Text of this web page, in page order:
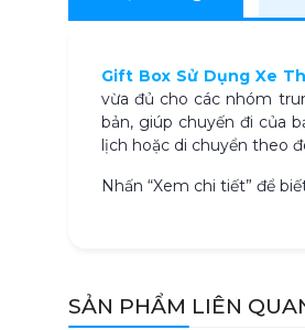
Gift Box Sử Dụng Xe
vừa đủ cho các nhóm
bản, giúp chuyến đi của
lịch hoặc di chuyển theo
Nhấn “Xem chi tiết” để
SẢN PHẨM LIÊN